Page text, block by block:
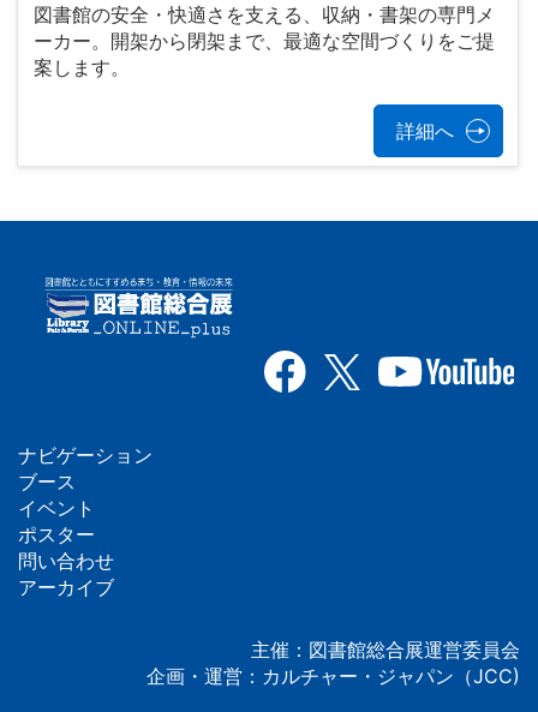
図書館の安全・快適さを支える、収納・書架の専門メ
ーカー。開架から閉架まで、最適な空間づくりをご提
案します。
詳細へ
フ
ッ
タ
ナビゲーション
ブース
イベント
ポスター
問い合わせ
アーカイブ
主催：図書館総合展運営委員会
企画・運営：カルチャー・ジャパン（JCC)